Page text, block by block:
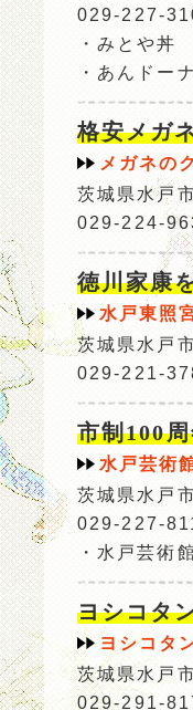
029-227-
・みとや
・あんドー
格安メガ
メガネの
茨城県水戸
029-224-
徳川家康
水戸東照
茨城県水戸
029-221-
市制100
水戸芸術
茨城県水戸
029-227-
・水戸芸
ヨシコタ
ヨシコタ
茨城県水戸
029-291-